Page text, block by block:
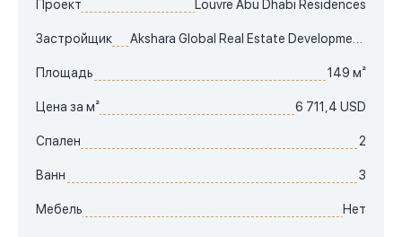
Проект Louvre Abu Dhabi Residences
Застройщик
Площадь 149 м²
Цена за м² 6 711,4 USD
Спален 2
Ванн 3
Мебель Нет